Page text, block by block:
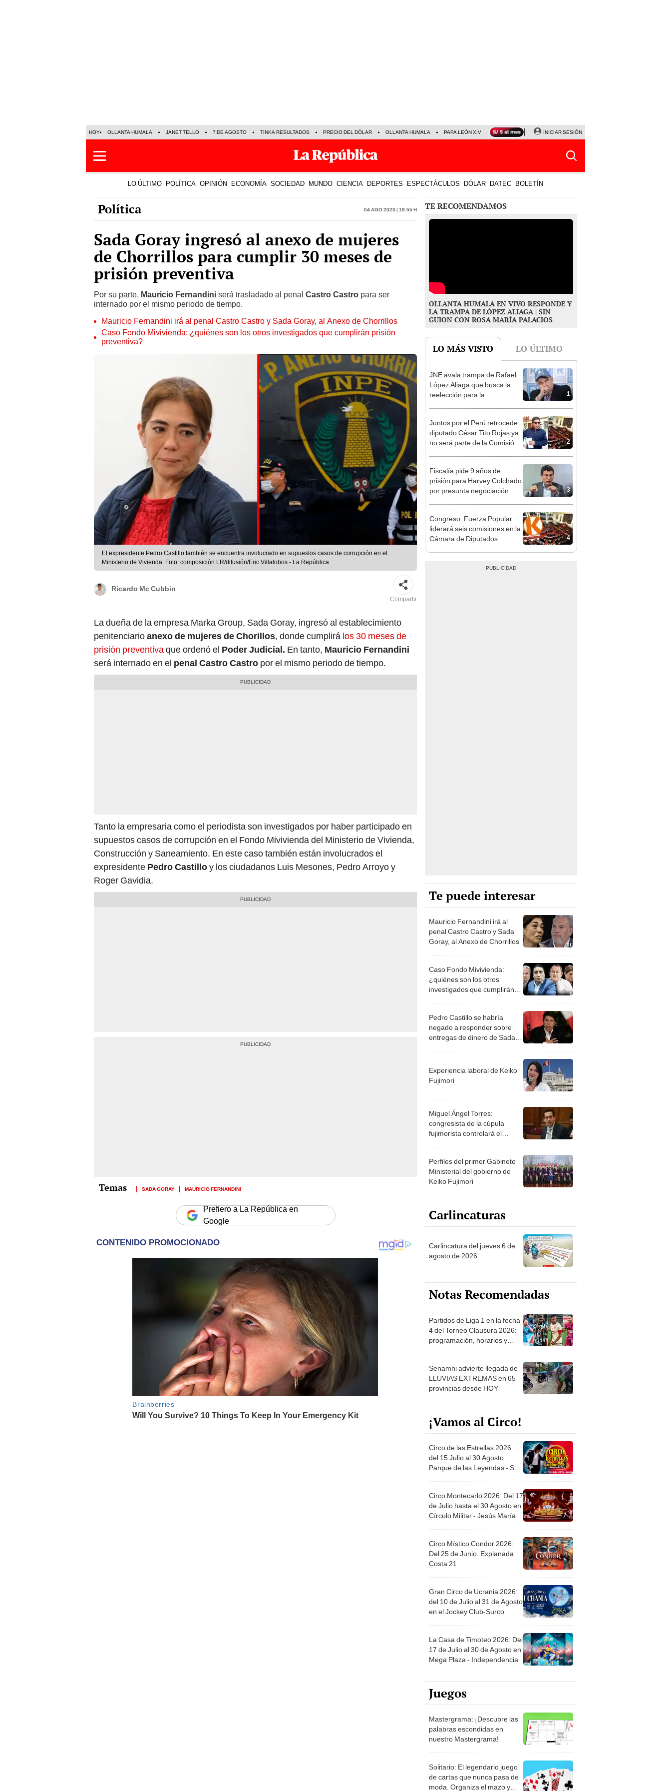
HOY OLLANTA HUMALA JANET TELLO 7 DE AGOSTO TINKA RESULTADOS PRECIO DEL DÓLAR OLLANTA HUMALA PAPA LEÓN XIV NALDY SALDAÑA LA BELLA LUZ
INICIAR SESIÓN
LO ÚLTIMO POLÍTICA OPINIÓN ECONOMÍA SOCIEDAD MUNDO CIENCIA DEPORTES ESPECTÁCULOS DÓLAR DATEC BOLETÍN
Política 04 Ago 2023 | 19:55 h
Sada Goray ingresó al anexo de mujeres
de Chorrillos para cumplir 30 meses de
prisión preventiva
Por su parte, Mauricio Fernandini será trasladado al penal Castro Castro para ser
internado por el mismo periodo de tiempo.
Mauricio Fernandini irá al penal Castro Castro y Sada Goray, al Anexo de Chorrillos
Caso Fondo Mivivienda: ¿quiénes son los otros investigados que cumplirán prisión
preventiva?
El expresidente Pedro Castillo también se encuentra involucrado en supuestos casos de corrupción en el
Ministerio de Vivienda. Foto: composición LR/difusión/Eric Villalobos - La República
Ricardo Mc Cubbin
Compartir
La dueña de la empresa Marka Group, Sada Goray, ingresó al establecimiento
penitenciarioanexo de mujeres de Chorillos, donde cumplirá los 30 meses de
prisión preventivaque ordenó el Poder Judicial. En tanto, Mauricio Fernandini
será internado en el penal Castro Castro por el mismo periodo de tiempo.
Tanto la empresaria como el periodista son investigados por haber participado en
supuestos casos de corrupción en el Fondo Mivivienda del Ministerio de Vivienda,
Construcción y Saneamiento. En este caso también están involucrados el
expresidente Pedro Castilloy los ciudadanos Luis Mesones, Pedro Arroyo y
Roger Gavidia.
SADA GORAY MAURICIO FERNANDINI
Prefiero a La República en
Google
TE RECOMENDAMOS
OLLANTA HUMALA EN VIVO RESPONDE Y
LA TRAMPA DE LÓPEZ ALIAGA | SIN
GUION CON ROSA MARÍA PALACIOS
LO MÁS VISTO LO ÚLTIMO
1
JNE avala trampa de Rafael
López Aliaga que busca la
reelección para la
2
Juntos por el Perú retrocede:
diputado César Tito Rojas ya
no será parte de la Comisión
3
Fiscalía pide 9 años de
prisión para Harvey Colchado
por presunta negociación
4
Congreso: Fuerza Popular
liderará seis comisiones en la
Cámara de Diputados
Te puede interesar
Mauricio Fernandini irá al
penal Castro Castro y Sada
Goray, al Anexo de Chorrillos
Caso Fondo Mivivienda:
¿quiénes son los otros
investigados que cumplirán
Pedro Castillo se habría
negado a responder sobre
entregas de dinero de Sada
Experiencia laboral de Keiko
Fujimori
Miguel Ángel Torres:
congresista de la cúpula
fujimorista controlará el
Perfiles del primer Gabinete
Ministerial del gobierno de
Keiko Fujimori
Carlincaturas
Carlincatura del jueves 6 de
agosto de 2026
Notas Recomendadas
Partidos de Liga 1 en la fecha
4 del Torneo Clausura 2026:
programación, horarios y
Senamhi advierte llegada de
LLUVIAS EXTREMAS en 65
provincias desde HOY
¡Vamos al Circo!
Circo de las Estrellas 2026:
del 15 Julio al 30 Agosto.
Parque de las Leyendas - San
Circo Montecarlo 2026: Del 17
de Julio hasta el 30 Agosto en
Círculo Militar - Jesús María
Circo Místico Condor 2026:
Del 25 de Junio. Explanada
Costa 21
Gran Circo de Ucrania 2026:
del 10 de Julio al 31 de Agosto
en el Jockey Club-Surco
La Casa de Timoteo 2026: Del
17 de Julio al 30 de Agosto en
Mega Plaza - Independencia
Juegos
Mastergrama: ¡Descubre las
palabras escondidas en
nuestro Mastergrama!
Solitario: El legendario juego
de cartas que nunca pasa de
moda. Organiza el mazo y